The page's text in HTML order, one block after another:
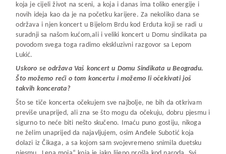
koja je cijeli život na sceni, a koja i danas ima toliko energije i
novih ideja kao da je na početku karijere. Za nekoliko dana se
održava i njen koncert u Bijelom Brdu kod Erduta koji se radi u
suradnji sa našom kućom,ali i veliki koncert u Domu sindikata pa
povodom svega toga radimo ekskluzivni razgovor sa Lepom
Lukić.
Uskoro se održava Vaš koncert u Domu Sindikata u Beogradu.
Što možemo reći o tom koncertu i možemo li očekivati još
takvih koncerata?
Što se tiče koncerta očekujem sve najbolje, ne bih da otkrivam
previše unaprijed, ali zna se što mogu da očekuju, dobru pjesmu i
sigurno to neće biti nešto skučeno. Imaću puno gostiju, nikoga
ne želim unaprijed da najavljujem, osim Anđele Subotić koja
dolazi iz Čikaga, a sa kojom sam svojevremeno snimila duetsku